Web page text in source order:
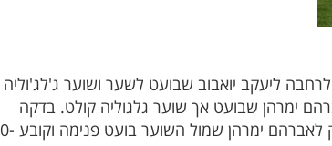
ובדקה ה-7 ציון אשטגה מרים כדור לרחבה ליעקב יואבוב שבועט לשער ושוער ג'לג'וליה
לאברהם ימרהן שבועט אך שוער גלגוליה קולט. בדקה
ה-21 הגיע השער הראשון, התקפה של ספורטינג תל אביב בה ציון אשטגה מוסר כדור עומק לאברהם ימרהן שמול השוער בועט פנימה וקובע 0-